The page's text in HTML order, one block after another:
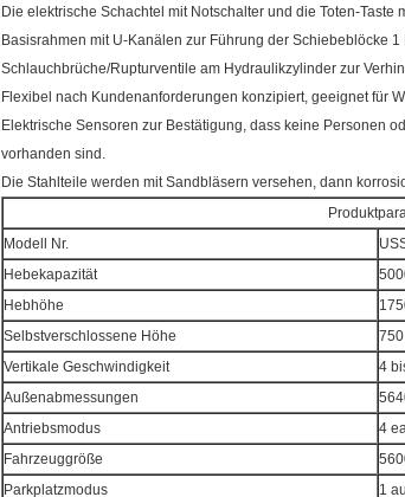
Die elektrische Schachtel mit Notschalter und die Toten-Taste
Basisrahmen mit U-Kanälen zur Führung der Schiebeblöcke
Schlauchbrüche/Rupturventile am Hydraulikzylinder zur
Flexibel nach Kundenanforderungen konzipiert, geeignet für
Elektrische Sensoren zur Bestätigung, dass keine Personen
vorhanden sind.
Die Stahlteile werden mit Sandbläsern versehen, dann
Modell Nr.
Hebekapazität
Hebhöhe
Selbstverschlossene Höhe
Vertikale Geschwindigkeit
4
Außenabmessungen
Antriebsmodus
4
Fahrzeuggröße
Parkplatzmodus
1